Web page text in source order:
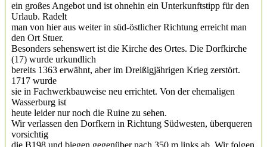
ein großes Angebot und ist ohnehin ein Unterkunftstipp für den
Urlaub. Radelt
man von hier aus weiter in süd-östlicher Richtung erreicht man
den Ort Stuer.
Besonders sehenswert ist die Kirche des Ortes. Die Dorfkirche
(17) wurde urkundlich
bereits 1363 erwähnt, aber im Dreißigjährigen Krieg zerstört.
1717 wurde
sie in Fachwerkbauweise neu errichtet. Von der ehemaligen
Wasserburg ist
heute leider nur noch die Ruine zu sehen.
Wir verlassen den Dorfkern in Richtung Südwesten, überqueren
vorsichtig
die B198 und biegen gegenüber nach 350 m links ab. Wir folgen